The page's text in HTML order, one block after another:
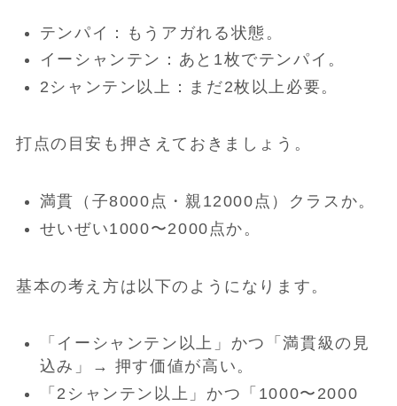
テンパイ：もうアガれる状態。
イーシャンテン：あと1枚でテンパイ。
2シャンテン以上：まだ2枚以上必要。
打点の目安も押さえておきましょう。
満貫（子8000点・親12000点）クラスか。
せいぜい1000〜2000点か。
基本の考え方は以下のようになります。
「イーシャンテン以上」かつ「満貫級の見
込み」→ 押す価値が高い。
「2シャンテン以上」かつ「1000〜2000